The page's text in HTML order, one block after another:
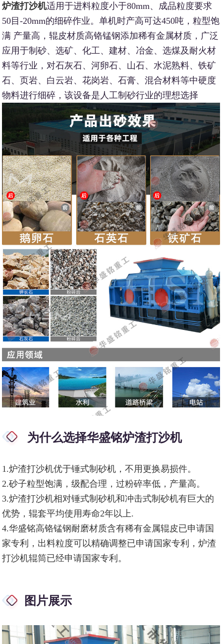
炉渣打沙机适用于进料粒度小于80mm、成品粒度要求
50目-20mm的细碎作业。单机时产高可达450吨，粒型饱
满 产量高，辊皮材质高铬锰钢添加稀有金属材质，广泛
应用于制砂、选矿、化工、建材、冶金、选煤及耐火材
料等行业，对石灰石、河卵石、山石、水泥熟料、铁矿
石、页岩、白云岩、花岗岩、石膏、混合材料等中硬度
物料进行细碎，该设备是人工制砂行业的理想选择
为什么选择华盛铭炉渣打沙机
1.炉渣打沙机优于锤式制砂机，不用更换易损件。
2.砂子粒型饱满，级配合理，过粉碎率低，产量高。
3.炉渣打沙机相对锤式制砂机和冲击式制砂机有巨大的
优势，辊套平均使用寿命2年以上.
4.华盛铭高铬锰钢耐磨材质含有稀有金属辊皮已申请国
家专利，出料粒度可以精确调整已申请国家专利，炉渣
打沙机辊筒已经申请国家专利。
图片展示